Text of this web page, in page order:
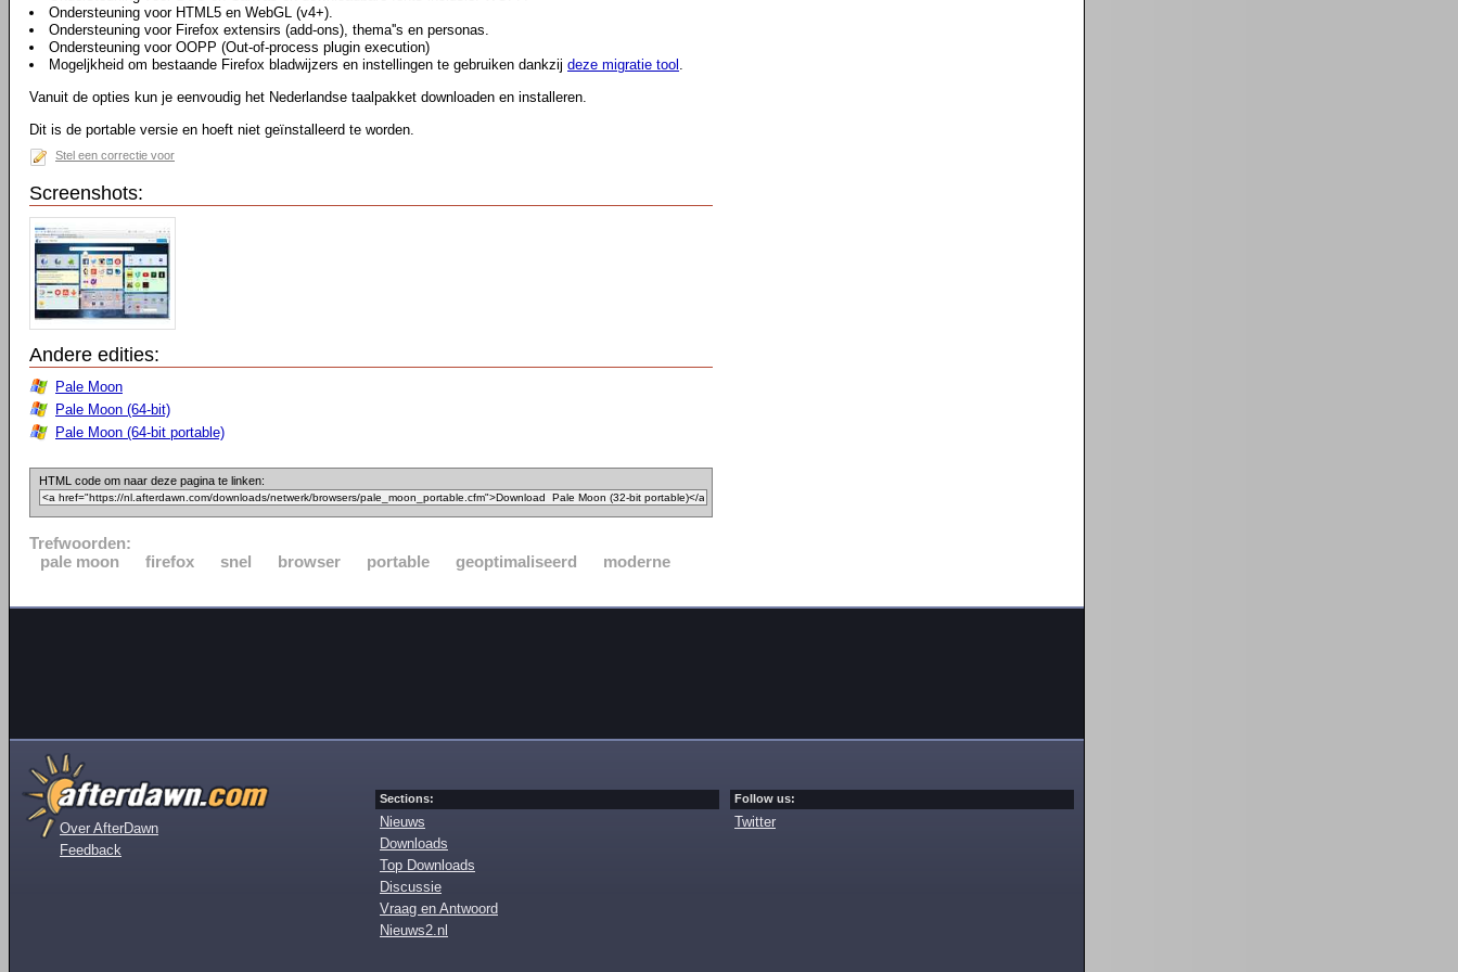
Ondersteuning voor HTML5 en WebGL (v4+).
Ondersteuning voor Firefox extensirs (add-ons), thema''s en personas.
Ondersteuning voor OOPP (Out-of-process plugin execution)
Mogeljkheid om bestaande Firefox bladwijzers en instellingen te gebruiken dankzij deze migratie tool .
Vanuit de opties kun je eenvoudig het Nederlandse taalpakket downloaden en installeren.
Dit is de portable versie en hoeft niet geïnstalleerd te worden.
Stel een correctie voor
Screenshots:
Andere edities:
Pale Moon
Pale Moon (64-bit)
Pale Moon (64-bit portable)
HTML code om naar deze pagina te linken:
Trefwoorden:
pale moon
firefox snel browser portable geoptimaliseerd moderne
Over AfterDawn
Feedback
Sections:
Nieuws
Downloads
Top Downloads
Discussie
Vraag en Antwoord
Nieuws2.nl
Follow us:
Twitter